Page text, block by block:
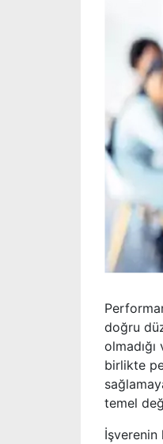
doğru
birlikte
temel
İşverenin